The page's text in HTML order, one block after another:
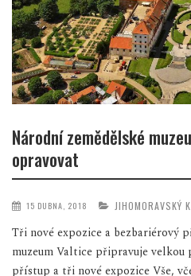
Národní zemědělské
opravovat
15 DUBNA, 2018 JIHOMORAVSKÝ
Tři nové expozice a bezbariérový
muzeum Valtice připravuje velkou
přístup a tři nové expozice Vše,